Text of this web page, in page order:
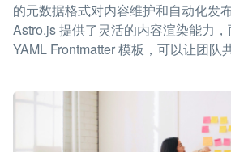
的元数据格式对内容维护和自动化发
Astro.js 提供了灵活的内容渲染能力
YAML Frontmatter 模板，可以让团队